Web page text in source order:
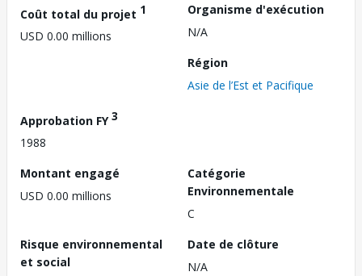
Coût total du projet 1
USD 0.00 millions
Organisme d'exécution
N/A
Région
Asie de l’Est et Pacifique
Approbation FY3
1988
Montant engagé
USD 0.00 millions
Catégorie
Environnementale
C
Risque environnemental
et social
Date de clôture
N/A